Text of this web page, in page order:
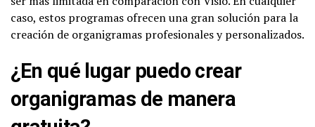
caso, estos programas ofrecen una gran solución para la
creación de organigramas profesionales y personalizados.
¿En qué lugar puedo crear
organigramas de manera